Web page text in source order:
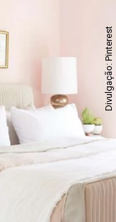
Divulgação: Pinterest